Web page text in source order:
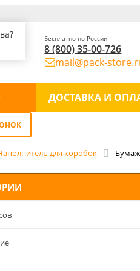
Бесплатно по России
8 (800) 35-00-726
mail@pack-
ДОСТАВКА И
для коробок